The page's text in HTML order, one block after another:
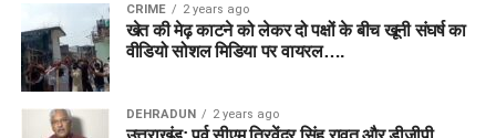
CRIME 2 years ago
खेत की मेढ़ काटने को लेकर दो पक्षों के बीच खूनी संघर्ष का
वीडियो सोशल मिडिया पर वायरल….
DEHRADUN 2 years ago